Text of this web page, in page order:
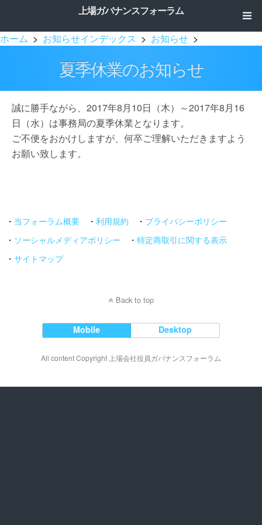
上場ガバナンスフォーラム
ホーム > お知らせインデックス > お知らせ >
夏季休業のお知らせ
誠に勝手ながら、2017年8月10日（木）～2017年8月16
日（水）は事務局の夏季休業となります。
ご不便をおかけしますが、何卒ご理解いただきますよう
お願い致します。
・ 当フォーラム概要 ・ 利用規約 ・ プライバシーポリシー
・ ソーシャルメディアポリシー ・ 特定商取引に関する表示
・ サイトマップ
Back to top
Mobile Desktop
All content Copyright 上場会社役員ガバナンスフォーラム